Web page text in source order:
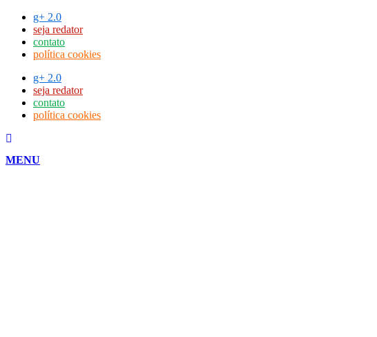
para
conteúdo
g+ 2.0
seja redator
contato
política cookies
g+ 2.0
seja redator
contato
política cookies
MENU